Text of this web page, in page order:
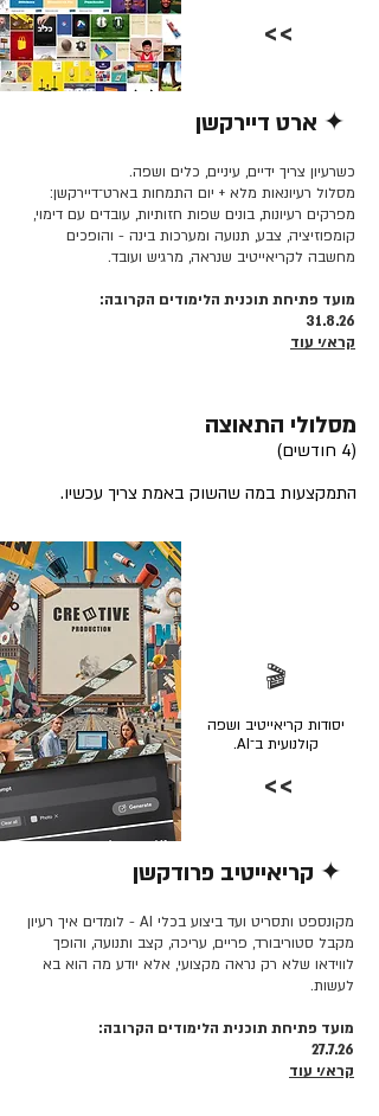
>>
✦ ארט דיירקשן
כשרעיון צריך ידיים, עיניים, כלים ושפה.
מסלול רעיונאות מלא + יום התמחות בארט־דיירקשן:
מפרקים רעיונות, בונים שפות חזותיות, עובדים עם דימוי,
קומפוזיציה, צבע, תנועה ומערכות בינה - והופכים
מחשבה לקריאייטיב שנראה, מרגיש ועובד.
מועד פתיחת תוכנית הלימודים הקרובה:
31.8.26
קרא/י עוד
מסלולי התאוצה
(4 חודשים)
התמקצעות במה שהשוק באמת צריך עכשיו.
🎬
יסודות קריאייטיב ושפה
קולנועית ב־AI.
>>
✦ קריאייטיב פרודקשן
מקונספט ותסריט ועד ביצוע בכלי AI - לומדים איך רעיון
מקבל סטוריבורד, פריים, עריכה, קצב ותנועה, והופך
לווידאו שלא רק נראה מקצועי, אלא יודע מה הוא בא
לעשות.
מועד פתיחת תוכנית הלימודים הקרובה:
27.7.26
קרא/י עוד